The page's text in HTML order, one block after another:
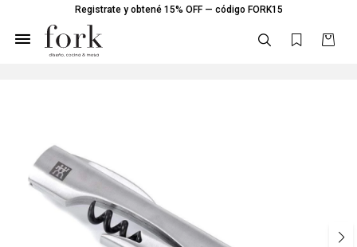
Registrate y obtené 15% OFF — código FORK15
